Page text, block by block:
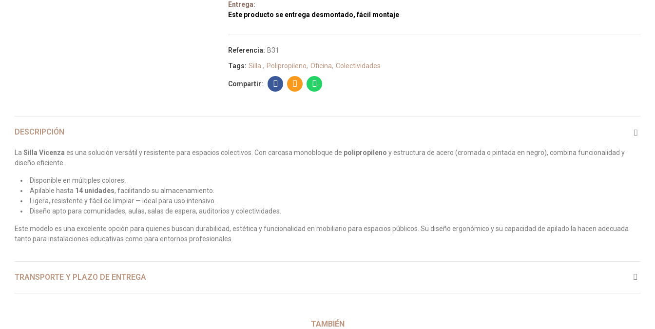
Entrega:
Este producto se entrega desmontado, fácil montaje
Referencia: B31
Tags: Silla Polipropileno Oficina Colectividades
DESCRIPCIÓN
La Silla Vicenza es una solución versátil y resistente para espacios colectivos. Con carcasa monobloque de polipropileno y estructura de acero (cromada o pintada en negro), combina funcionalidad y
diseño eficiente.
Disponible en múltiples colores.
Apilable hasta 14 unidades, facilitando su almacenamiento.
Ligera, resistente y fácil de limpiar — ideal para uso intensivo.
Diseño apto para comunidades, aulas, salas de espera, auditorios y colectividades.
Este modelo es una excelente opción para quienes buscan durabilidad, estética y funcionalidad en mobiliario para espacios públicos. Su diseño ergonómico y su capacidad de apilado la hacen adecuada
tanto para instalaciones educativas como para entornos profesionales.
TRANSPORTE Y PLAZO DE ENTREGA
TAMBIÉN